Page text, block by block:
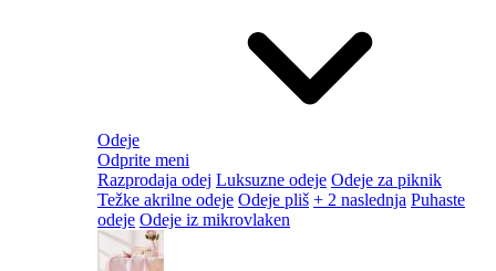
Odeje
Odprite meni
Razprodaja odej Luksuzne odeje Odeje za piknik
Težke akrilne odeje Odeje pliš + 2 naslednja Puhaste
odeje Odeje iz mikrovlaken